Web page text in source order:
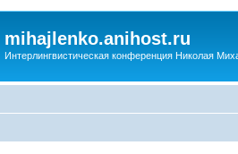
mihajlenko.anihost.ru
Интерлингвистическая конференция Николая